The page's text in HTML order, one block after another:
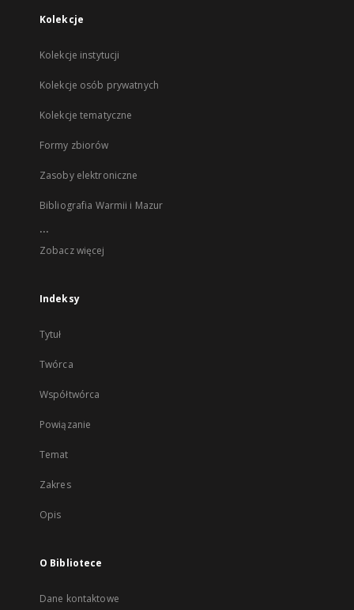
Kolekcje
Kolekcje instytucji
Kolekcje osób prywatnych
Kolekcje tematyczne
Formy zbiorów
Zasoby elektroniczne
Bibliografia Warmii i Mazur
...
Zobacz więcej
Indeksy
Tytuł
Twórca
Współtwórca
Powiązanie
Temat
Zakres
Opis
O Bibliotece
Dane kontaktowe